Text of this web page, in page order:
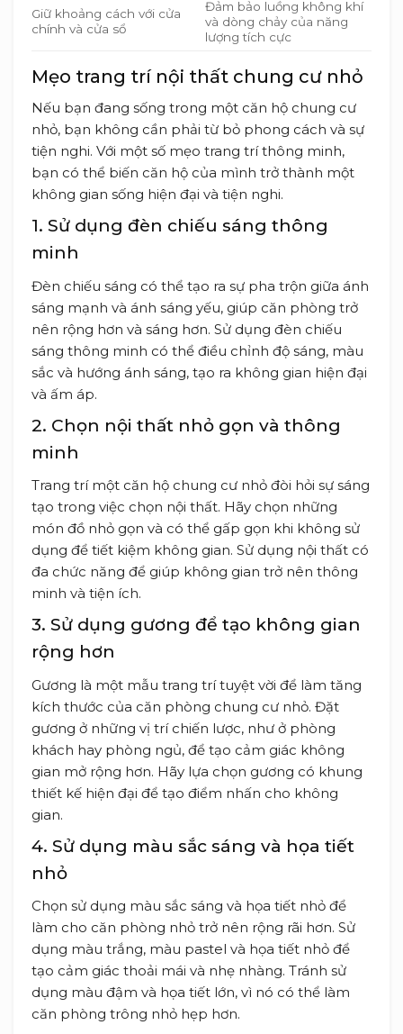
Giữ khoảng cách với cửa
chính và cửa sổ
Đảm bảo luồng không khí
và dòng chảy của năng
lượng tích cực
Mẹo trang trí nội thất chung cư nhỏ
Nếu bạn đang sống trong một căn hộ chung cư
nhỏ, bạn không cần phải từ bỏ phong cách và sự
tiện nghi. Với một số mẹo trang trí thông minh,
bạn có thể biến căn hộ của mình trở thành một
không gian sống hiện đại và tiện nghi.
1. Sử dụng đèn chiếu sáng thông
minh
Đèn chiếu sáng có thể tạo ra sự pha trộn giữa ánh
sáng mạnh và ánh sáng yếu, giúp căn phòng trở
nên rộng hơn và sáng hơn. Sử dụng đèn chiếu
sáng thông minh có thể điều chỉnh độ sáng, màu
sắc và hướng ánh sáng, tạo ra không gian hiện đại
và ấm áp.
2. Chọn nội thất nhỏ gọn và thông
minh
Trang trí một căn hộ chung cư nhỏ đòi hỏi sự sáng
tạo trong việc chọn nội thất. Hãy chọn những
món đồ nhỏ gọn và có thể gấp gọn khi không sử
dụng để tiết kiệm không gian. Sử dụng nội thất có
đa chức năng để giúp không gian trở nên thông
minh và tiện ích.
3. Sử dụng gương để tạo không gian
rộng hơn
Gương là một mẫu trang trí tuyệt vời để làm tăng
kích thước của căn phòng chung cư nhỏ. Đặt
gương ở những vị trí chiến lược, như ở phòng
khách hay phòng ngủ, để tạo cảm giác không
gian mở rộng hơn. Hãy lựa chọn gương có khung
thiết kế hiện đại để tạo điểm nhấn cho không
gian.
4. Sử dụng màu sắc sáng và họa tiết
nhỏ
Chọn sử dụng màu sắc sáng và họa tiết nhỏ để
làm cho căn phòng nhỏ trở nên rộng rãi hơn. Sử
dụng màu trắng, màu pastel và họa tiết nhỏ để
tạo cảm giác thoải mái và nhẹ nhàng. Tránh sử
dụng màu đậm và họa tiết lớn, vì nó có thể làm
căn phòng trông nhỏ hẹp hơn.